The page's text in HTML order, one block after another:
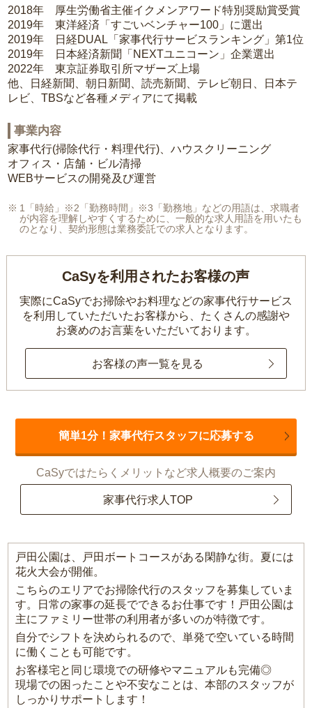
2018年 厚生労働省主催イクメンアワード特別奨励賞受賞
2019年 東洋経済「すごいベンチャー100」に選出
2019年 日経DUAL「家事代行サービスランキング」第1位
2019年 日本経済新聞「NEXTユニコーン」企業選出
2022年 東京証券取引所マザーズ上場
他、日経新聞、朝日新聞、読売新聞、テレビ朝日、日本テ
レビ、TBSなど各種メディアにて掲載
事業内容
家事代行(掃除代行・料理代行)、ハウスクリーニング
オフィス・店舗・ビル清掃
WEBサービスの開発及び運営
1「時給」※2「勤務時間」※3「勤務地」などの用語は、求職者
が内容を理解しやすくするために、一般的な求人用語を用いたも
のとなり、契約形態は業務委託での求人となります。
CaSyを利用されたお客様の声
実際にCaSyでお掃除やお料理などの家事代行サービス
を利用していただいたお客様から、 たくさんの感謝や
お褒めのお言葉をいただいております。
お客様の声一覧を見る
簡単1分！家事代行スタッフに応募する
CaSyではたらくメリットなど求人概要のご案内
家事代行求人TOP
戸田公園は、戸田ボートコースがある閑静な街。夏には
花火大会が開催。
こちらのエリアでお掃除代行のスタッフを募集していま
す。日常の家事の延長でできるお仕事です！戸田公園は
主にファミリー世帯の利用者が多いのが特徴です。
自分でシフトを決められるので、単発で空いている時間
に働くことも可能です。
お客様宅と同じ環境での研修やマニュアルも完備◎
現場での困ったことや不安なことは、本部のスタッフが
しっかりサポートします！